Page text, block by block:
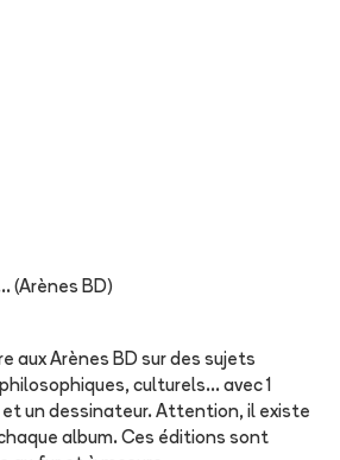
(Arènes BD)
aux Arènes BD sur des sujets
culturels... avec 1
un dessinateur. Attention, il existe
album. Ces éditions sont